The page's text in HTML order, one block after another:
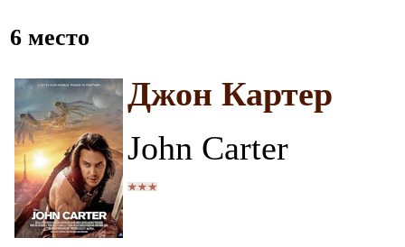
6 место
Джон Картер
John Carter